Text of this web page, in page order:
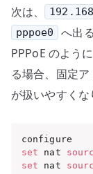
次は、
pppoe0
へ出
PPPoE のよう
る場合、固定ア
が扱いやすくな
set nat
set nat